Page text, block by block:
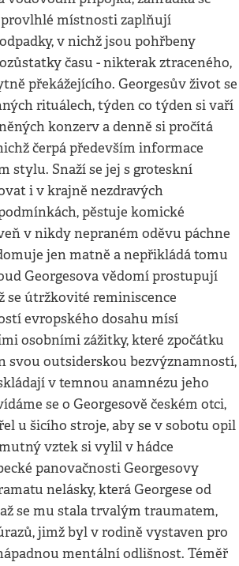
provlhlé místnosti zaplňují
v nichž jsou pohřbeny
času - nikterak ztraceného,
překážejícího. Georgesův život se
rituálech, týden co týden si vaří
konzerv a denně si pročítá
čerpá především informace
stylu. Snaží se jej s groteskní
i v krajně nezdravých
pěstuje komické
v nikdy nepraném oděvu páchne
jen matně a nepřikládá tomu
Georgesova vědomí prostupují
se útržkovité reminiscence
evropského dosahu mísí
osobními zážitky, které zpočátku
svou outsiderskou bezvýznamností,
v temnou anamnézu jeho
se o Georgesově českém otci,
u šicího stroje, aby se v sobotu opil
vztek si vylil v hádce
panovačnosti Georgesovy
nelásky, která Georgese od
se mu stala trvalým traumatem,
jimž byl v rodině vystaven pro
mentální odlišnost. Téměř